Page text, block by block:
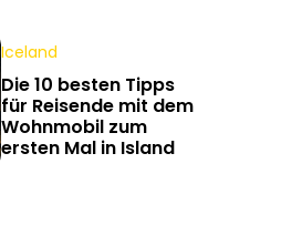
Iceland
Die 10 besten Tipps
für Reisende mit dem
Wohnmobil zum
ersten Mal in Island